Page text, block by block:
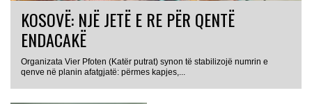
KOSOVË: NJË JETË E RE PËR QENTË
ENDACAKË
Organizata Vier Pfoten (Katër putrat) synon të stabilizojë numrin e
qenve në planin afatgjatë: përmes kapjes,...